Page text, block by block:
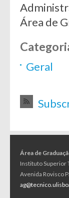
Área de
Geral
Área de
Instituto Superior
Avenida Rovisco